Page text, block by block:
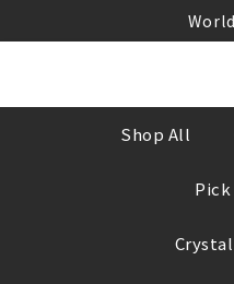
Shop All
Pick